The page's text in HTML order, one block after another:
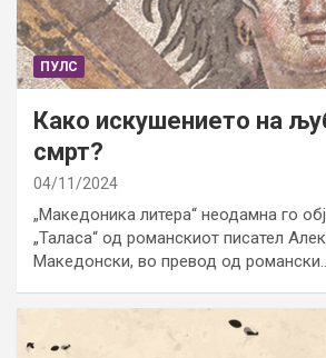
ПУЛС
Како искушението на
смрт?
04/11/2024
„Македоника литера“ неодамна го
„Таласа“ од романскиот писател
Македонски, во превод од